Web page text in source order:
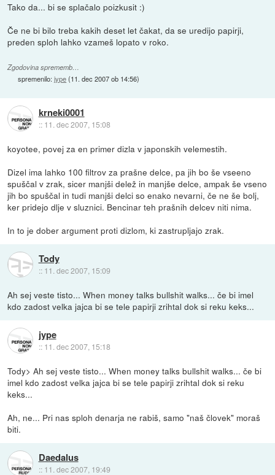
Tako da... bi se splačalo poizkusit :)
Če ne bi bilo treba kakih deset let čakat, da se uredijo papirji,
preden sploh lahko vzameš lopato v roko.
Zgodovina sprememb…
spremenilo:jype(11. dec 2007 ob 14:56)
krneki0001
:: 11. dec 2007, 15:08
koyotee, povej za en primer dizla v japonskih velemestih.
Dizel ima lahko 100 filtrov za prašne delce, pa jih bo še vseeno
spuščal v zrak, sicer manjši delež in manjše delce, ampak še vseno
jih bo spuščal in tudi manjši delci so enako nevarni, če ne še bolj,
ker pridejo dlje v sluznici. Bencinar teh prašnih delcev niti nima.
In to je dober argument proti dizlom, ki zastrupljajo zrak.
Tody
:: 11. dec 2007, 15:09
Ah sej veste tisto... When money talks bullshit walks... če bi imel
kdo zadost velka jajca bi se tele papirji zrihtal dok si reku keks...
jype
:: 11. dec 2007, 15:18
Tody> Ah sej veste tisto... When money talks bullshit walks... če bi
imel kdo zadost velka jajca bi se tele papirji zrihtal dok si reku
keks...
Ah, ne... Pri nas sploh denarja ne rabiš, samo "naš človek" moraš
biti.
Daedalus
:: 11. dec 2007, 19:49